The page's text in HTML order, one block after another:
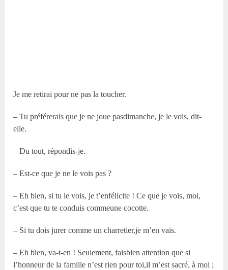
Je me retirai pour ne pas la toucher.
– Tu préférerais que je ne joue pasdimanche, je le vois, dit-
elle.
– Du tout, répondis-je.
– Est-ce que je ne le vois pas ?
– Eh bien, si tu le vois, je t’enfélicite ! Ce que je vois, moi,
c’est que tu te conduis commeune cocotte.
– Si tu dois jurer comme un charretier,je m’en vais.
– Eh bien, va-t-en ! Seulement, faisbien attention que si
l’honneur de la famille n’est rien pour toi,il m’est sacré, à moi ;